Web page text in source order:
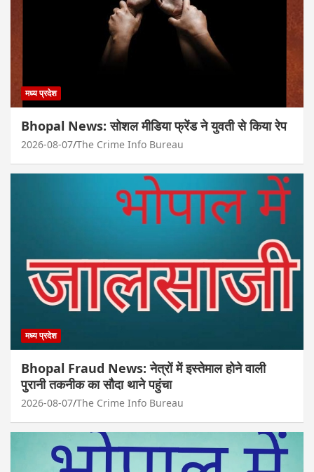
मध्य प्रदेश
Bhopal News: सोशल मीडिया फ्रेंड ने युवती से किया रेप
2026-08-07 The Crime Info Bureau
मध्य प्रदेश
Bhopal Fraud News: नेत्रों में इस्तेमाल होने वाली
पुरानी तकनीक का सौदा थाने पहुंचा
2026-08-07 The Crime Info Bureau